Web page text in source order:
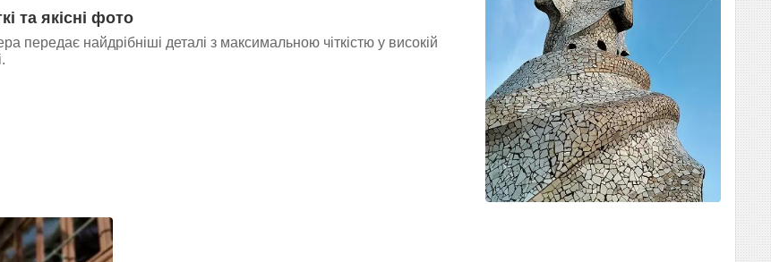
та якісні фото
передає найдрібніші деталі з максимальною чіткістю у високій